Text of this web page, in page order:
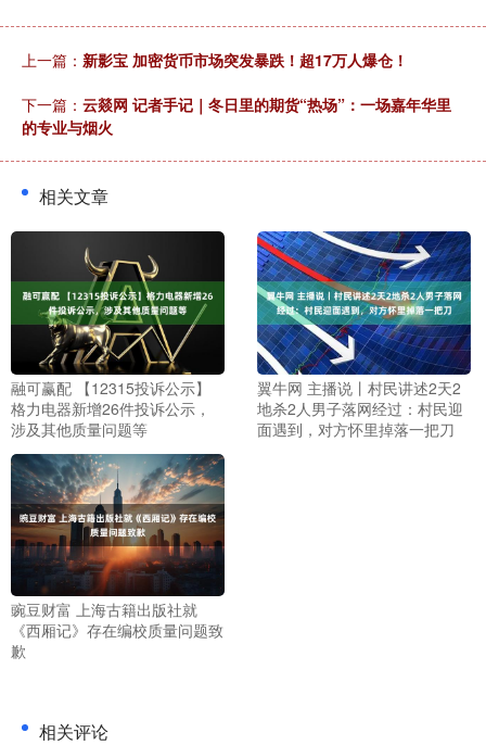
上一篇： 新影宝 加密货币市场突发暴跌！超17万人爆仓！
下一篇： 云燚网 记者手记｜冬日里的期货“热场”：一场嘉年华里
的专业与烟火
相关文章
融可赢配 【12315投诉公示】
格力电器新增26件投诉公示，
涉及其他质量问题等
翼牛网 主播说丨村民讲述2天2
地杀2人男子落网经过：村民迎
面遇到，对方怀里掉落一把刀
豌豆财富 上海古籍出版社就
《西厢记》存在编校质量问题致
歉
相关评论